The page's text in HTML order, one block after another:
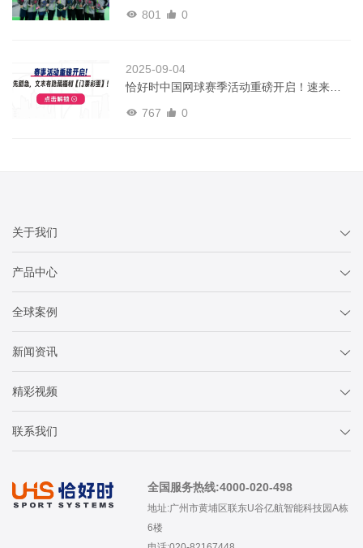
801 0
2025-09-04
恰好时中国网球赛季活动重磅开启！速来领
767 0
关于我们
产品中心
全球案例
新闻资讯
精彩视频
联系我们
全国服务热线:4000-020-498
地址:广州市黄埔区联东U谷亿航智能科技园A栋
6楼